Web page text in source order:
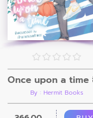
By : Hermit Books